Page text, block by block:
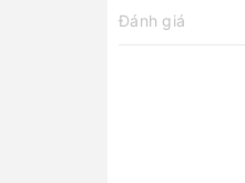
Đánh giá